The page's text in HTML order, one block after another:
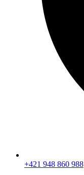
+421 948 860 988